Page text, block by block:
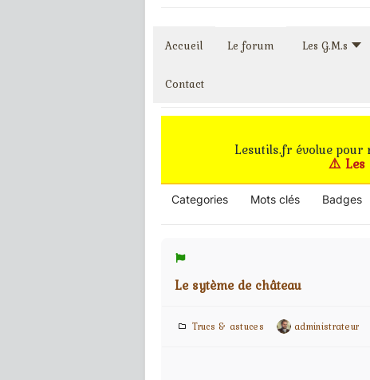
Accueil Le forum Les G.M.s
Contact
Lesutils.fr évolue pour
⚠️ Les
Categories Mots clés Badges
Le sytème de château
Trucs & astuces administrateur